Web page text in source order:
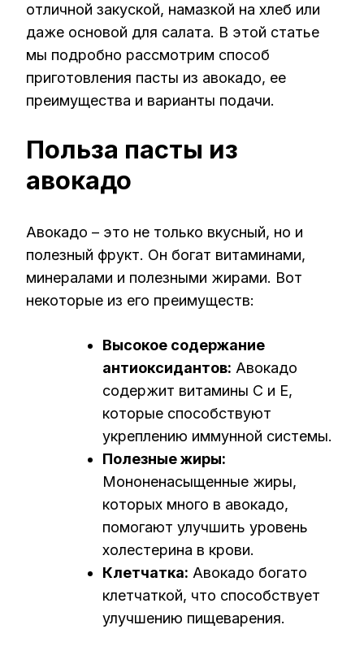
отличной закуской, намазкой на хлеб или
даже основой для салата. В этой статье
мы подробно рассмотрим способ
приготовления пасты из авокадо, ее
преимущества и варианты подачи.
Польза пасты из
авокадо
Авокадо – это не только вкусный, но и
полезный фрукт. Он богат витаминами,
минералами и полезными жирами. Вот
некоторые из его преимуществ:
Высокое содержание
антиоксидантов: Авокадо
содержит витамины C и E,
которые способствуют
укреплению иммунной системы.
Полезные жиры:
Мононенасыщенные жиры,
которых много в авокадо,
помогают улучшить уровень
холестерина в крови.
Клетчатка: Авокадо богато
клетчаткой, что способствует
улучшению пищеварения.